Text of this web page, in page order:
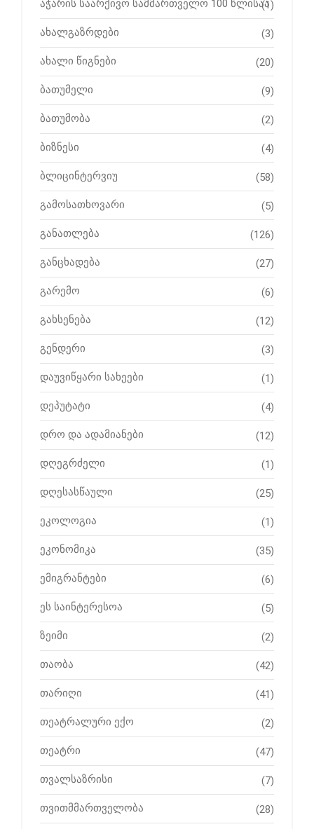
აჭარის საარქივო სამმართველო 100 წლისაა
(1)
ახალგაზრდები (3)
ახალი წიგნები (20)
ბათუმელი (9)
ბათუმობა (2)
ბიზნესი (4)
ბლიცინტერვიუ (58)
გამოსათხოვარი (5)
განათლება (126)
განცხადება (27)
გარემო (6)
გახსენება (12)
გენდერი (3)
დაუვიწყარი სახეები (1)
დეპუტატი (4)
დრო და ადამიანები (12)
დღეგრძელი (1)
დღესასწაული (25)
ეკოლოგია (1)
ეკონომიკა (35)
ემიგრანტები (6)
ეს საინტერესოა (5)
ზეიმი (2)
თაობა (42)
თარიღი (41)
თეატრალური ექო (2)
თეატრი (47)
თვალსაზრისი (7)
თვითმმართველობა (28)